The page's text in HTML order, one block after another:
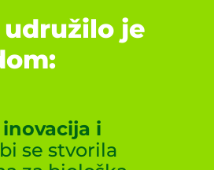
je
i
se stvorila